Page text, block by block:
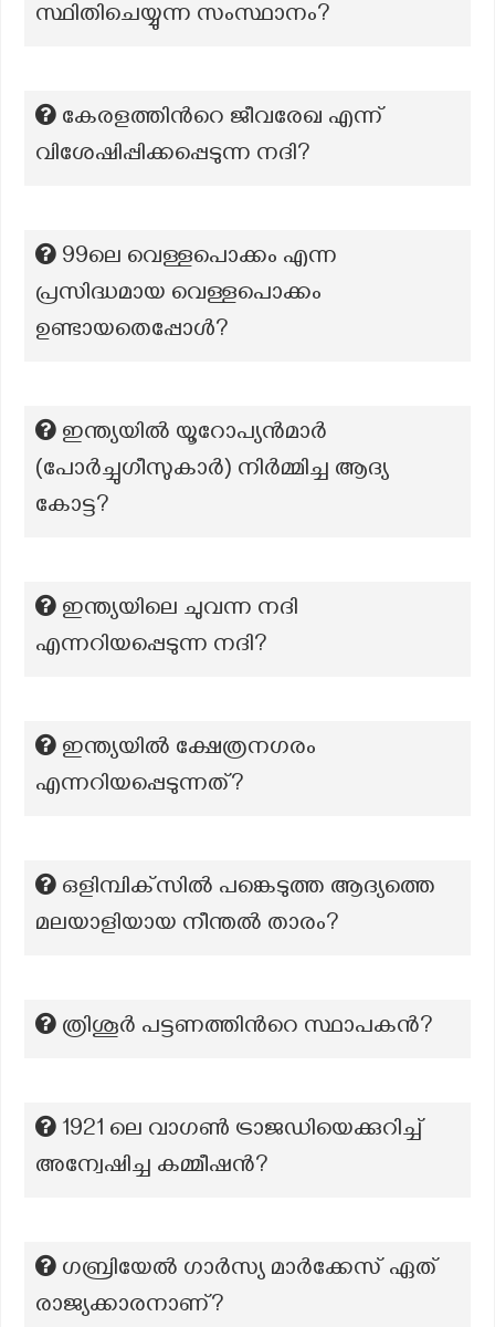
സ്ഥിതിചെയ്യുന്ന സംസ്ഥാനം?
കേരളത്തിന്‍റെ ജീവരേഖ എന്ന്
വിശേഷിപ്പിക്കപ്പെടുന്ന നദി?
99ലെ വെള്ളപൊക്കം എന്ന
പ്രസിദ്ധമായ വെള്ളപൊക്കം
ഉണ്ടായതെപ്പോൾ?
ഇന്ത്യയിൽ യൂറോപ്യൻമാർ
(പോർച്ചുഗീസുകാർ) നിർമ്മിച്ച ആദ്യ
കോട്ട?
ഇന്ത്യയിലെ ചുവന്ന നദി
എന്നറിയപ്പെടുന്ന നദി?
ഇന്ത്യയിൽ ക്ഷേത്രനഗരം
എന്നറിയപ്പെടുന്നത്?
ഒളിമ്പിക്‌സിൽ പങ്കെടുത്ത ആദ്യത്തെ
മലയാളിയായ നീന്തൽ താരം?
ത്രിശൂർ പട്ടണത്തിന്‍റെ സ്ഥാപകൻ?
1921 ലെ വാഗൺ ട്രാജഡിയെക്കുറിച്ച്
അന്വേഷിച്ച കമ്മീഷൻ?
ഗബ്രിയേൽ ഗാർസ്യ മാർക്കേസ് ഏത്
രാജ്യക്കാരനാണ്?